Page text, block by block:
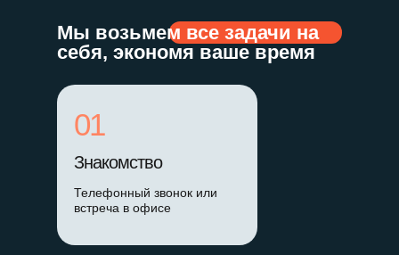
01
Телефонный звонок или
встреча в офисе
Знакомство
Мы возьмем все задачи на
себя, экономя ваше время